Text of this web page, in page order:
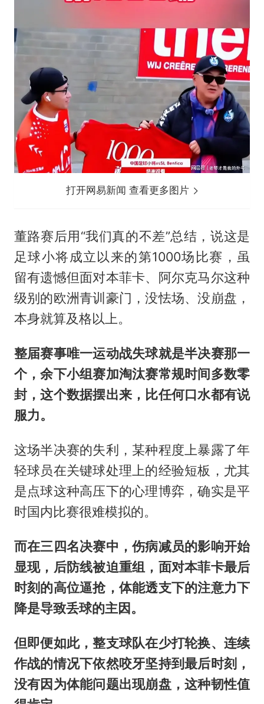
打开网易新闻 查看更多图片
董路赛后用“我们真的不差”总结，说这是
足球小将成立以来的第1000场比赛，虽
留有遗憾但面对本菲卡、阿尔克马尔这种
级别的欧洲青训豪门，没怯场、没崩盘，
本身就算及格以上。
整届赛事唯一运动战失球就是半决赛那一
个，余下小组赛加淘汰赛常规时间多数零
封，这个数据摆出来，比任何口水都有说
服力。
这场半决赛的失利，某种程度上暴露了年
轻球员在关键球处理上的经验短板，尤其
是点球这种高压下的心理博弈，确实是平
时国内比赛很难模拟的。
而在三四名决赛中，伤病减员的影响开始
显现，后防线被迫重组，面对本菲卡最后
时刻的高位逼抢，体能透支下的注意力下
降是导致丢球的主因。
但即便如此，整支球队在少打轮换、连续
作战的情况下依然咬牙坚持到最后时刻，
没有因为体能问题出现崩盘，这种韧性值